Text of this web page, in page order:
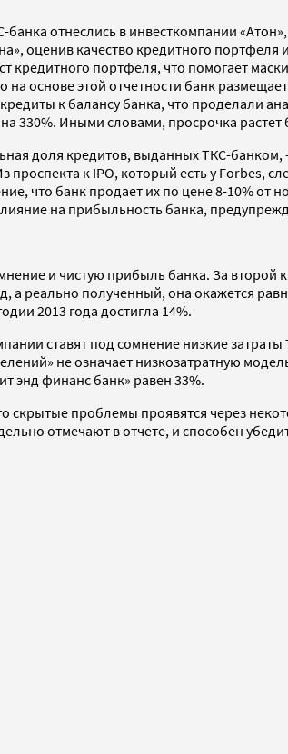
отнеслись в инвесткомпании
оценив качество кредитного
портфеля, что помогает
на основе этой отчетности банк
к балансу банка, что проделали
330%. Иными словами, просрочка
доля кредитов, выданных ТКС-
проспекта к IPO, который есть у Forbes,
что банк продает их по цене 8-10%
на прибыльность банка,
и чистую прибыль банка. За
а реально полученный, она окажется
2013 года достигла 14%.
ставят под сомнение низкие
не означает низкозатратную
энд финанс банк» равен 33%.
скрытые проблемы проявятся через
отмечают в отчете, и способен